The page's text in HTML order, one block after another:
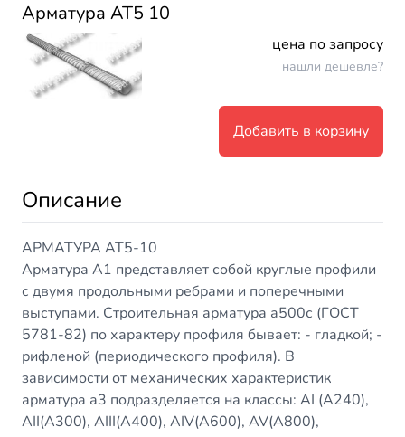
Арматура АТ5 10
цена по запросу
нашли дешевле?
Добавить в корзину
Описание
АРМАТУРА АТ5-10
Арматура А1 представляет собой круглые профили
с двумя продольными ребрами и поперечными
выступами. Строительная арматура а500с (ГОСТ
5781-82) по характеру профиля бывает: - гладкой; -
рифленой (периодического профиля). В
зависимости от механических характеристик
арматура а3 подразделяется на классы: AI (A240),
AII(A300), AIII(A400), AIV(A600), AV(A800),